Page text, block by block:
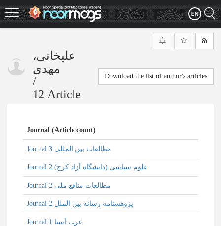
Skip
to
main
علیخانی،
مهدی
/
12 Article
Download the list of author's articles
Journal (Article count)
Journal مطالعات بین المللی 3
Journal علوم سیاسی (دانشگاه آزاد کرج) 2
Journal مطالعات منافع ملی 2
Journal پژوهشنامه رسانه بین الملل 2
Journal غرب آسیا 1